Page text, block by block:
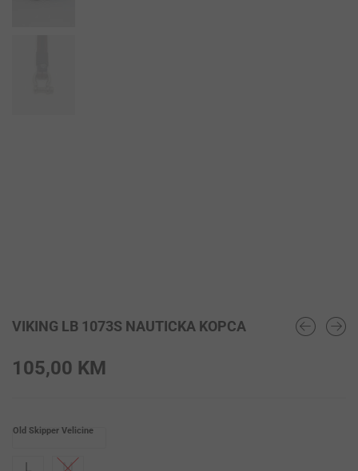
VIKING LB 1073S NAUTICKA KOPCA
105,00 KM
Old Skipper Velicine
L M